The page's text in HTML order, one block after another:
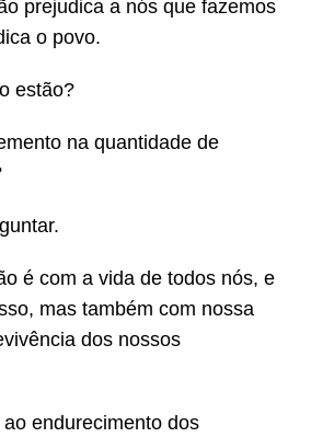
prejudica a nós que fazemos
o povo.
estão?
na quantidade de
é com a vida de todos nós, e
mas também com nossa
dos nossos
endurecimento dos